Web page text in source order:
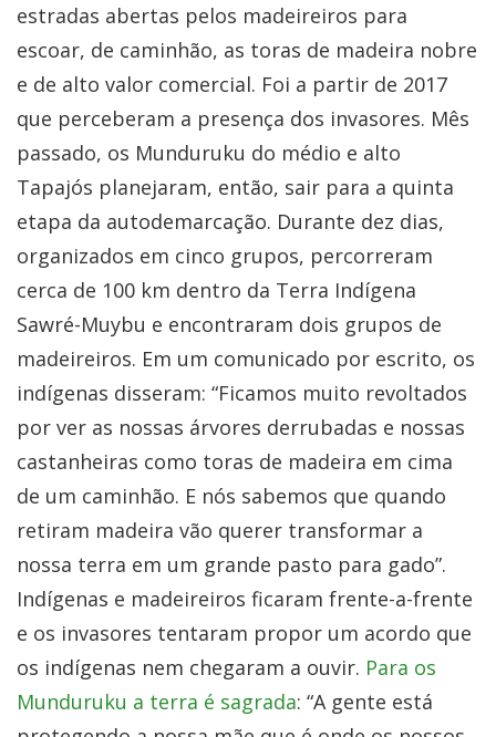
estradas abertas pelos madeireiros para
escoar, de caminhão, as toras de madeira nobre
e de alto valor comercial. Foi a partir de 2017
que perceberam a presença dos invasores. Mês
passado, os Munduruku do médio e alto
Tapajós planejaram, então, sair para a quinta
etapa da autodemarcação. Durante dez dias,
organizados em cinco grupos, percorreram
cerca de 100 km dentro da Terra Indígena
Sawré-Muybu e encontraram dois grupos de
madeireiros. Em um comunicado por escrito, os
indígenas disseram: “Ficamos muito revoltados
por ver as nossas árvores derrubadas e nossas
castanheiras como toras de madeira em cima
de um caminhão. E nós sabemos que quando
retiram madeira vão querer transformar a
nossa terra em um grande pasto para gado”.
Indígenas e madeireiros ficaram frente-a-frente
e os invasores tentaram propor um acordo que
os indígenas nem chegaram a ouvir. Para os
Munduruku a terra é sagrada: “A gente está